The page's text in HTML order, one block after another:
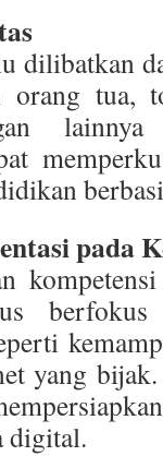
dilibatkan
orang tua,
pada
berfokus
yang
digital.